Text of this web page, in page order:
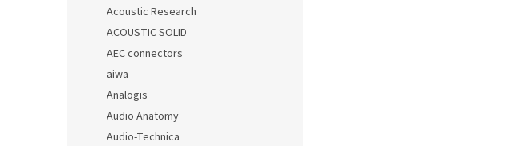
Acoustic Research
ACOUSTIC SOLID
AEC connectors
aiwa
Analogis
Audio Anatomy
Audio-Technica